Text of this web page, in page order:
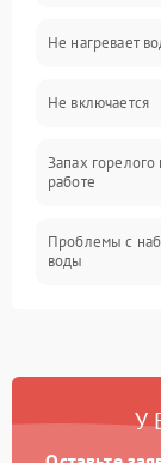
Программное
Не нагревает
Не включается
Запах горелого
работе
Проблемы с
воды
Замена платы
У